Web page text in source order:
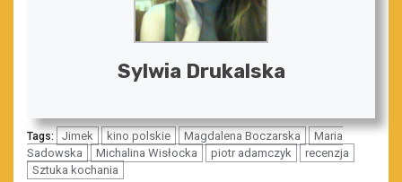
Sylwia Drukalska
Tags: Jimek kino polskie Magdalena Boczarska
Maria
Sadowska
Michalina Wisłocka piotr adamczyk
recenzja
Sztuka kochania